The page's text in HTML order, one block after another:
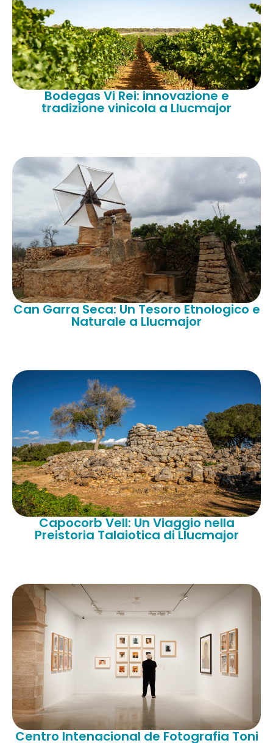
Bodegas Vi Rei: innovazione e
tradizione vinicola a Llucmajor
Can Garra Seca: Un Tesoro Etnologico e
Naturale a Llucmajor
Capocorb Vell: Un Viaggio nella
Preistoria Talaiotica di Llucmajor
Centro Intenacional de Fotografia Toni